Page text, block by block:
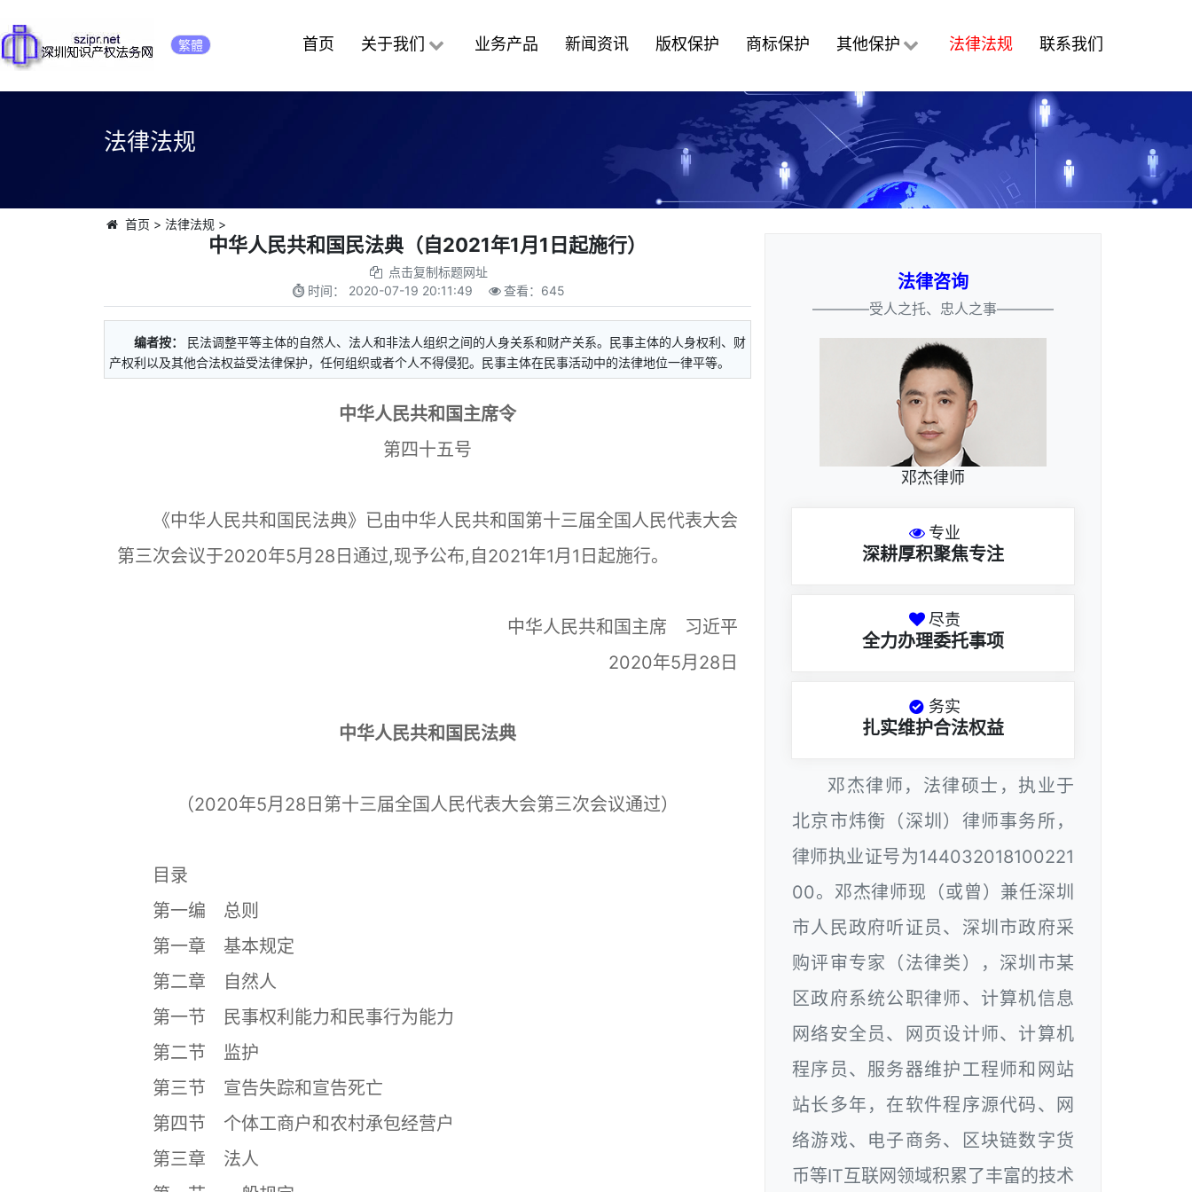
繁體 首页 关于我们 业务产品 新闻资讯 版权保护 商标保护 其他保护 法律法规 联系我们
法律法规
首页 > 法律法规 >
中华人民共和国民法典（自2021年1月1日起施行）
点击复制标题网址
时间： 2020-07-19 20:11:49 查看： 645
编者按：
民法调整平等主体的自然人、法人和非法人组织之间的人身关系和财产关系。民事主体的人身权利、财
产权利以及其他合法权益受法律保护，任何组织或者个人不得侵犯。民事主体在民事活动中的法律地位一律平等。
中华人民共和国主席令
第四十五号
《中华人民共和国民法典》已由中华人民共和国第十三届全国人民代表大会
第三次会议于2020年5月28日通过,现予公布,自2021年1月1日起施行。
中华人民共和国主席 习近平
2020年5月28日
中华人民共和国民法典
（2020年5月28日第十三届全国人民代表大会第三次会议通过）
目录
第一编 总则
第一章 基本规定
第二章 自然人
第一节 民事权利能力和民事行为能力
第二节 监护
第三节 宣告失踪和宣告死亡
第四节 个体工商户和农村承包经营户
第三章 法人
法律咨询
————受人之托、忠人之事————
邓杰律师
专业
深耕厚积聚焦专注
尽责
全力办理委托事项
务实
扎实维护合法权益
邓杰律师，法律硕士，执业于
北京市炜衡（深圳）律师事务所，
律师执业证号为144032018100221
00。邓杰律师现（或曾）兼任深圳
市人民政府听证员、深圳市政府采
购评审专家（法律类），深圳市某
区政府系统公职律师、计算机信息
网络安全员、网页设计师、计算机
程序员、服务器维护工程师和网站
站长多年，在软件程序源代码、网
络游戏、电子商务、区块链数字货
币等IT互联网领域积累了丰富的技术